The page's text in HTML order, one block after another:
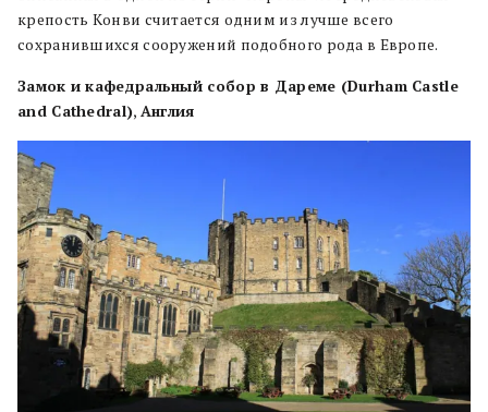
крепость Конви считается одним из лучше всего
сохранившихся сооружений подобного рода в Европе.
Замок и кафедральный собор в Дареме (Durham Castle
and Cathedral), Англия